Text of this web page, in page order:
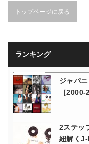
トップページに戻る
ランキング
ジャパ
［2000-
2ステッ
紐解くJ-